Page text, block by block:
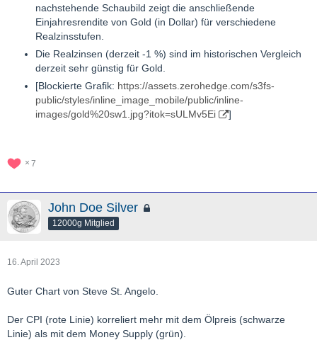
nachstehende Schaubild zeigt die anschließende
Einjahresrendite von Gold (in Dollar) für verschiedene
Realzinsstufen.
Die Realzinsen (derzeit -1 %) sind im historischen Vergleich
derzeit sehr günstig für Gold.
[Blockierte Grafik: https://assets.zerohedge.com/s3fs-
public/styles/inline_image_mobile/public/inline-
images/gold%20sw1.jpg?itok=sULMv5Ei
]
7
John Doe Silver
12000g Mitglied
16. April 2023
Guter Chart von Steve St. Angelo.
Der CPI (rote Linie) korreliert mehr mit dem Ölpreis (schwarze
Linie) als mit dem Money Supply (grün).